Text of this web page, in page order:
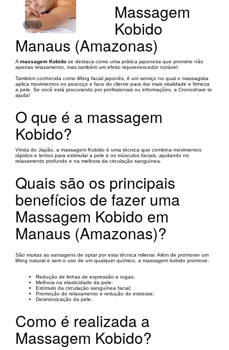
1/13
Massagem
Kobido
Manaus (Amazonas)
A massagem Kobido se destaca como uma prática japonesa que promete não
apenas relaxamento, mas também um efeito rejuvenescedor notável.
Também conhecida como lifting facial japonês, é um serviço no qual o massagista
aplica movimentos no pescoço e face do cliente para dar mais vitalidade e firmeza
a pele. Se você está procurando por profissionais ou informações, a Cronoshare te
ajuda!
O que é a massagem
Kobido?
Vinda do Japão, a massagem Kobido é uma técnica que combina movimentos
rápidos e lentos para estimular a pele e os músculos faciais, ajudando no
relaxamento profundo e na melhora da circulação sanguínea.
Quais são os principais
benefícios de fazer uma
Massagem Kobido em
Manaus (Amazonas)?
São muitas as vantagens de optar por esta técnica milenar. Além de promover um
lifting natural e sem o uso de um qualquer químico, a massagem kobido promove:
Redução de linhas de expressão e rugas;
Melhora na elasticidade da pele;
Estímulo da circulação sanguínea facial;
Promoção do relaxamento e redução do estresse;
Desintoxicação da pele.
Como é realizada a
Massagem Kobido?